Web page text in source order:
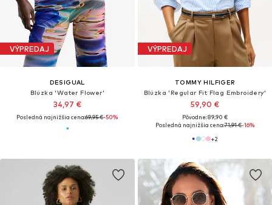
VÝPREDAJ
DESIGUAL
Blúzka 'Water Flower'
34,97 €
Posledná najnižšia cena:69,95 €-50%
VÝPREDAJ
TOMMY HILFIGER
Blúzka 'Regular Fit Flag Embroidery'
59,90 €
Pôvodne: 89,90 €
Posledná najnižšia cena:71,91 €-16%
+2